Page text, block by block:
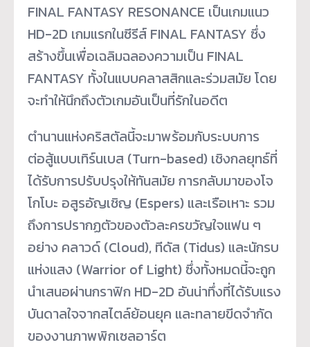
FINAL FANTASY RESONANCE เป็นเกมแนว
HD-2D เกมแรกในซีรีส์ FINAL FANTASY ซึ่ง
สร้างขึ้นเพื่อเฉลิมฉลองความเป็น FINAL
FANTASY ทั้งในแบบคลาสสิกและร่วมสมัย โดย
จะทำให้นึกถึงตัวเกมอันเป็นที่รักในอดีต
ตำนานแห่งคริสตัลนี้จะมาพร้อมกับระบบการ
ต่อสู้แบบเทิร์นเบส (Turn-based) เชิงกลยุทธ์ที่
ได้รับการปรับปรุงให้ทันสมัย การกลับมาของโจ
โกโบะ อสูรอัญเชิญ (Espers) และเรือเหาะ รวม
ถึงการปรากฏตัวของตัวละครขวัญใจแฟน ๆ
อย่าง คลาวด์ (Cloud), ทีดัส (Tidus) และนักรบ
แห่งแสง (Warrior of Light) ซึ่งทั้งหมดนี้จะถูก
นำเสนอผ่านกราฟิก HD-2D อันน่าทึ่งที่ได้รับแรง
บันดาลใจจากสไตล์ย้อนยุค และทลายขีดจำกัด
ของงานภาพพิกเซลอาร์ต